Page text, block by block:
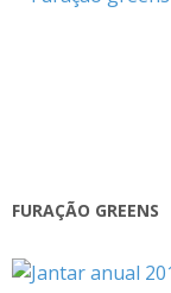
FURAÇÃO GREENS